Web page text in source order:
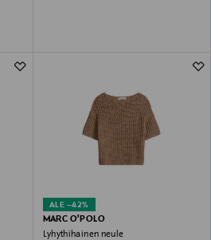
ALE –42%
MARC O'POLO
Lyhythihainen neule